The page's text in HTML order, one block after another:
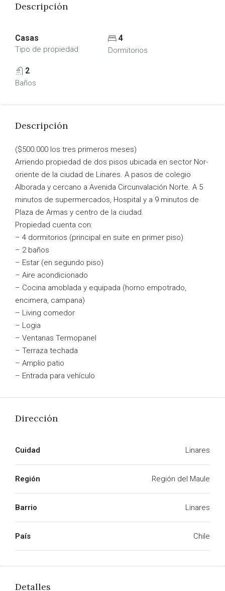
Descripción
Casas
Tipo de propiedad
4
Dormitorios
2
Baños
Descripción
($500.000 los tres primeros meses)
Arriendo propiedad de dos pisos ubicada en sector Nor-
oriente de la ciudad de Linares. A pasos de colegio
Alborada y cercano a Avenida Circunvalación Norte. A 5
minutos de supermercados, Hospital y a 9 minutos de
Plaza de Armas y centro de la ciudad.
Propiedad cuenta con:
– 4 dormitorios (principal en suite en primer piso)
– 2 baños
– Estar (en segundo piso)
– Aire acondicionado
– Cocina amoblada y equipada (horno empotrado,
encimera, campana)
– Living comedor
– Logia
– Ventanas Termopanel
– Terraza techada
– Amplio patio
– Entrada para vehículo
Dirección
Cuidad Linares
Región Región del Maule
Barrio Linares
País Chile
Detalles